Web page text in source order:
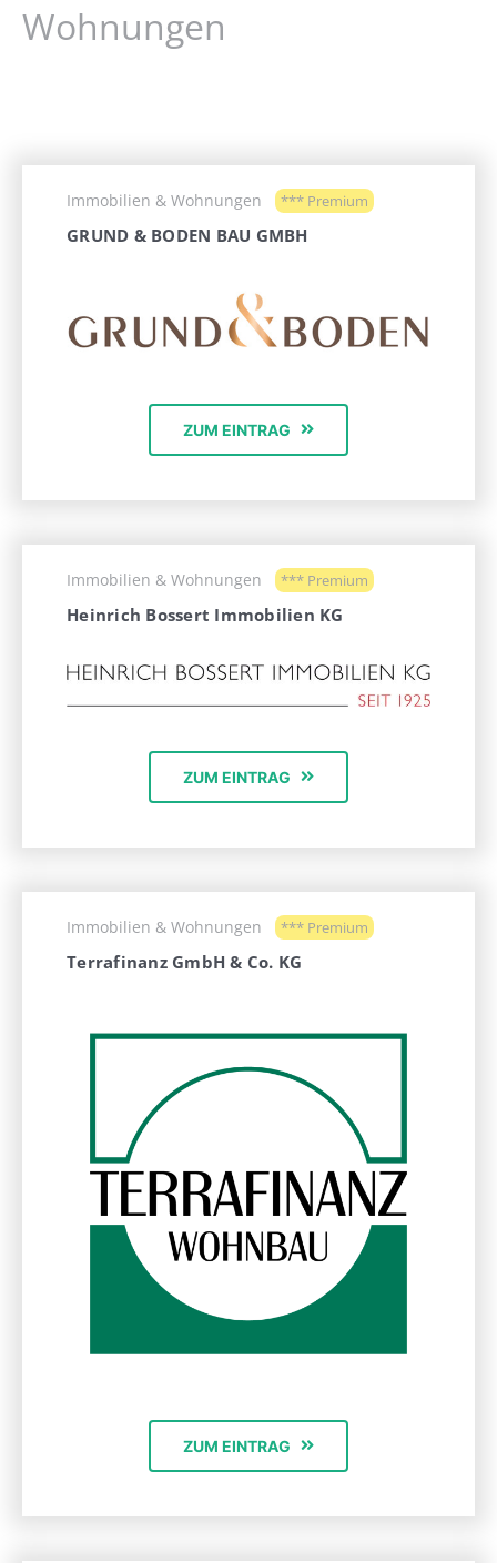
Wohnungen
Immobilien & Wohnungen *** Premium
GRUND & BODEN BAU GMBH
ZUM EINTRAG
Immobilien & Wohnungen *** Premium
Heinrich Bossert Immobilien KG
ZUM EINTRAG
Immobilien & Wohnungen *** Premium
Terrafinanz GmbH & Co. KG
ZUM EINTRAG